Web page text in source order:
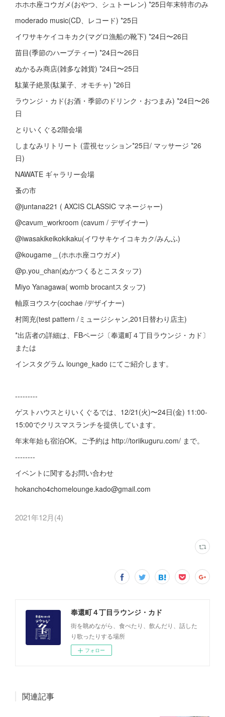
ホホホ座コウガメ(おやつ、シュトーレン) *25日年末特市のみ
moderado music(CD、レコード) *25日
イワサキケイコキカク(マグロ漁船の靴下) *24日〜26日
苗目(季節のハーブティー) *24日〜26日
ぬかるみ商店(雑多な雑貨) *24日〜25日
駄菓子絶景(駄菓子、オモチャ) *26日
ラウンジ・カド(お酒・季節のドリンク・おつまみ) *24日〜26
日
とりいくぐる2階会場
しまなみリトリート (霊視セッション*25日/ マッサージ *26
日)
NAWATE ギャラリー会場
蚤の市
@juntana221 ( AXCIS CLASSIC マネージャー)
@cavum_workroom (cavum / デザイナー)
@iwasakikeikokikaku(イワサキケイコキカク/みんふ)
@kougame＿(ホホホ座コウガメ)
@p.you_chan(ぬかつくるとこスタッフ)
Miyo Yanagawa( womb brocantスタッフ)
軸原ヨウスケ(cochae /デザイナー)
村岡充(test pattern /ミュージシャン,201日替わり店主)
*出店者の詳細は、FBページ〔奉還町４丁目ラウンジ・カド〕
または
インスタグラム lounge_kado にてご紹介します。
---------
ゲストハウスとりいくぐるでは、12/21(火)〜24日(金) 11:00-
15:00でクリスマスランチを提供しています。
年末年始も宿泊OK。ご予約は http://toriikuguru.com/ まで。
--------
イベントに関するお問い合わせ
hokancho4chomelounge.kado@gmail.com
2021年12月(4)
奉還町４丁目ラウンジ・カド
街を眺めながら、食べたり、飲んだり、話した
り歌ったりする場所
フォロー
関連記事